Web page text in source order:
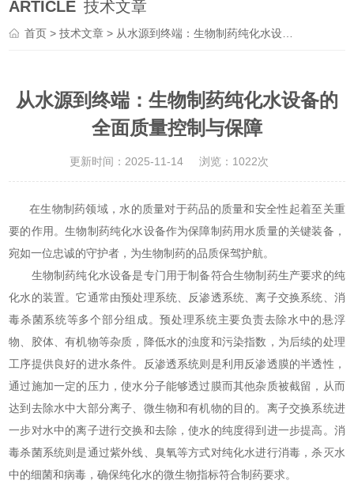
ARTICLE 技术文章
首页 >技术文章 > 从水源到终端：生物制药纯化水设备的全面质量控制与保障
从水源到终端：生物制药纯化水设备的
全面质量控制与保障
更新时间：2025-11-14 浏览：1022次
在生物制药领域，水的质量对于药品的质量和安全性起着至关重
要的作用。生物制药纯化水设备作为保障制药用水质量的关键装备，
宛如一位忠诚的守护者，为生物制药的品质保驾护航。
生物制药纯化水设备是专门用于制备符合生物制药生产要求的纯
化水的装置。它通常由预处理系统、反渗透系统、离子交换系统、消
毒杀菌系统等多个部分组成。预处理系统主要负责去除水中的悬浮
物、胶体、有机物等杂质，降低水的浊度和污染指数，为后续的处理
工序提供良好的进水条件。反渗透系统则是利用反渗透膜的半透性，
通过施加一定的压力，使水分子能够透过膜而其他杂质被截留，从而
达到去除水中大部分离子、微生物和有机物的目的。离子交换系统进
一步对水中的离子进行交换和去除，使水的纯度得到进一步提高。消
毒杀菌系统则是通过紫外线、臭氧等方式对纯化水进行消毒，杀灭水
中的细菌和病毒，确保纯化水的微生物指标符合制药要求。